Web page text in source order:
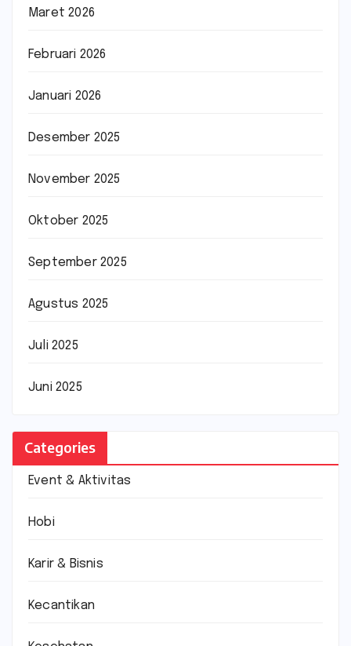
Maret 2026
Februari 2026
Januari 2026
Desember 2025
November 2025
Oktober 2025
September 2025
Agustus 2025
Juli 2025
Juni 2025
Categories
Event & Aktivitas
Hobi
Karir & Bisnis
Kecantikan